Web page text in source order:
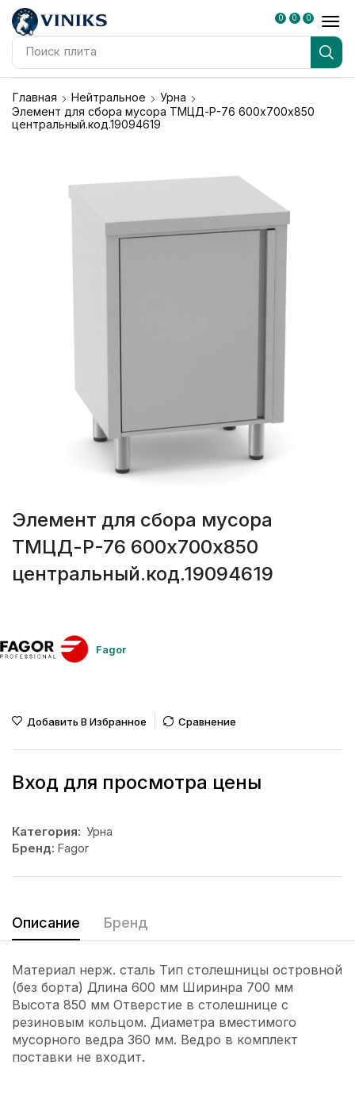
Поиск плита
0 0 0
Главная Нейтральное
Урна
Элемент для сбора мусора ТМЦД-Р-76 600х700х850
центральный.код.19094619
Элемент для сбора мусора
ТМЦД-Р-76 600х700х850
центральный.код.19094619
Fagor
Добавить В Избранное Сравнение
Вход для просмотра цены
Категория: Урна
Бренд: Fagor
Описание Бренд
Материал нерж. сталь Тип столешницы островной
(без борта) Длина 600 мм Ширинра 700 мм
Высота 850 мм Отверстие в столешнице с
резиновым кольцом. Диаметра вместимого
мусорного ведра 360 мм. Ведро в комплект
поставки не входит.